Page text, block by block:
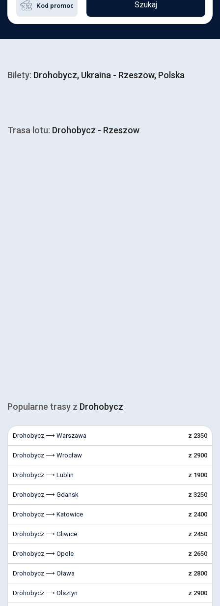
Szukaj
Bilety: Drohobycz, Ukraina - Rzeszow, Polska
Trasa lotu: Drohobycz - Rzeszow
Popularne trasy z Drohobycz
Drohobycz ⟶ Warszawa z 2350
Drohobycz ⟶ Wrocław z 2900
Drohobycz ⟶ Lublin z 1900
Drohobycz ⟶ Gdansk z 3250
Drohobycz ⟶ Katowice z 2400
Drohobycz ⟶ Gliwice z 2450
Drohobycz ⟶ Opole z 2650
Drohobycz ⟶ Oława z 2800
Drohobycz ⟶ Olsztyn z 2900